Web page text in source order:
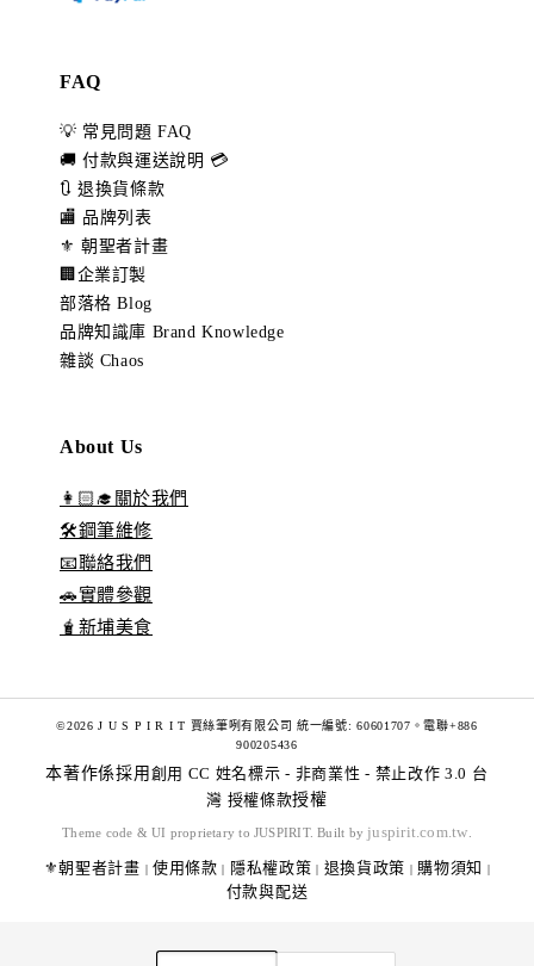
FAQ
💡 常見問題 FAQ
🚚 付款與運送說明 💳
🔃 退換貨條款
🏬 品牌列表
⚜️ 朝聖者計畫
🏢企業訂製
部落格 Blog
品牌知識庫 Brand Knowledge
雜談 Chaos
About Us
👩🏻‍🎓關於我們
🛠️鋼筆維修
📧聯絡我們
🚗實體參觀
🧋新埔美食
©2026 J U S P I R I T 賈絲筆咧有限公司 統一編號: 60601707。電聯+886
900205436
本著作係採用 創用 CC 姓名標示 - 非商業性 - 禁止改作 3.0 台
灣 授權條款授權
Theme code & UI proprietary to JUSPIRIT. Built by juspirit.com.tw
⚜️朝聖者計畫 | 使用條款 | 隱私權政策 | 退換貨政策 | 購物須知 |
付款與配送